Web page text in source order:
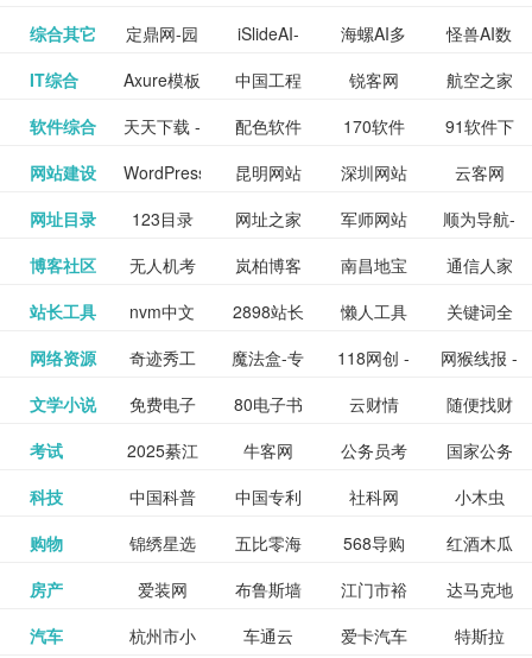
全 频
包括上映
影片的影
讯查询及
购票服
务。你可
和看过的
电影电视
剧，顺便
_www.sanmao.com.cn_
素材免费
图库
nas论
坛|nas1.cn|nas1|nas
流社区
文写作-AI
毕业设计-
PPT模板
生成
作 - 国内
领先的AI
图片、文
案创作平
讯飞星火-
懂我的AI
助手
更多>>
综合其它 定鼎网-园
林景观建
筑室内设
iSlideAI-
一键生成
PPT模板
海螺AI多
模态大语
言模型
怪兽AI数
字人
九章开物 更多>>
IT综合 Axure模板
网
中国工程
科技知识
中心
锐客网
航空之家
牛品汇
更多>>
软件综合 天天下载 -
绿色精品
软件应用
配色软件
园
170软件
下载站
91软件下
载
yx12345
下载站
更多>>
网站建设 WordPress
主题模板
下载_爱主
昆明网站
建设
深圳网站
建设
云客网
SEO众包
服务平台
深圳网站
建设
更多>>
网址目录 123目录
网
网址之家 军师网站
目录网址
大全
顺为导航-
办公运营
工具导航
易推分类
目录网
更多>>
博客社区 无人机考
证资讯网
岚柏博客 南昌地宝
网_南昌论
坛
通信人家
园
精易论坛 更多>>
站长工具 nvm中文
网
2898站长
资源平台
懒人工具 关键词全
网指数查
询
SEO工具
- 站长之家
更多>>
网络资源 奇迹秀工
具箱-设计
师必备设
辅助神器
魔法盒-专
业的游戏
动画特效
118网创 -
创业项目
资源分享
网猴线报 -
一个简单
且纯粹的
网站
线报酷 -
专注线报
活动
更多>>
文学小说 免费电子
书下载
网,txt小说
80电子书
_八零电子
书_80txt_
云财情 随便找财
经网
钱如故 更多>>
考试 2025綦江
区中考志
愿填报系
牛客网 公务员考
试-中公教
育网
国家公务
员局
公务员考
试信息网
更多>>
科技 中国科普
博览
中国专利
信息网
社科网
小木虫
中国科学
院
更多>>
购物 锦绣星选
海淘
五比零海
淘网
568导购
网
红酒木瓜
靓汤官网
淘宝 更多>>
房产 爱装网 布鲁斯墙
纸
江门市裕
华墙纸
达马克地
产
格莱美墙 更多>>
汽车 杭州市小 车通云 爱卡汽车
特斯拉